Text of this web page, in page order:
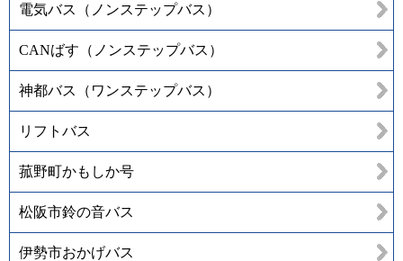
電気バス（ノンステップバス）
CANばす（ノンステップバス）
神都バス（ワンステップバス）
リフトバス
菰野町かもしか号
松阪市鈴の音バス
伊勢市おかげバス